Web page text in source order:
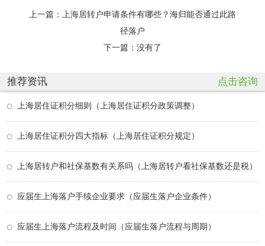
上一篇：
上海居转户申请条件有哪些？海归能否通过此路
径落户
下一篇：没有了
推荐资讯 点击咨询
上海居住证积分细则（上海居住证积分政策调整）
上海居住证积分四大指标（上海居住证积分规定）
上海居转户和社保基数有关系吗（上海居转户看社保基数还是税）
应届生上海落户手续企业要求（应届生落户企业条件）
应届生上海落户流程及时间（应届生落户流程与周期）